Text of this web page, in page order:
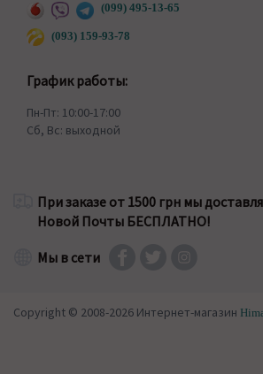
(099) 495-13-65
(093) 159-93-78
График работы:
Пн-Пт: 10:00-17:00
Сб, Вс: выходной
При заказе от 1500 грн мы
Новой Почты БЕСПЛАТНО!
Мы в сети
Copyright © 2008-2026 Интернет-магазин